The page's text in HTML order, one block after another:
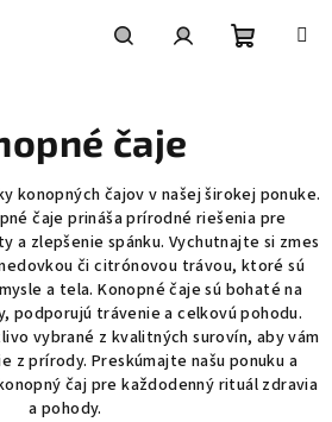
čaje
konopných čajov v našej širokej ponuke.
čaje prináša prírodné riešenia pre
a zlepšenie spánku. Vychutnajte si zmes
či citrónovou trávou, ktoré sú
a tela. Konopné čaje sú bohaté na
podporujú trávenie a celkovú pohodu.
vybrané z kvalitných surovín, aby vám
z prírody. Preskúmajte našu ponuku a
čaj pre každodenný rituál zdravia
a pohody.